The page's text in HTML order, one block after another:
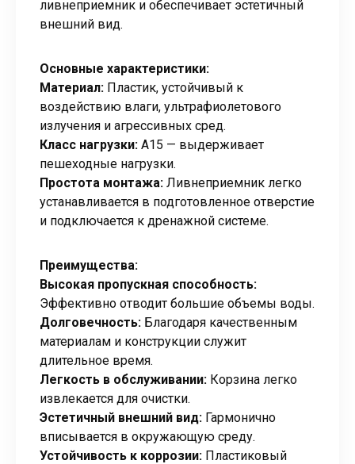
ливнеприемник и обеспечивает эстетичный
внешний вид.
Основные характеристики:
Материал: Пластик, устойчивый к
воздействию влаги, ультрафиолетового
излучения и агрессивных сред.
Класс нагрузки: А15 — выдерживает
пешеходные нагрузки.
Простота монтажа: Ливнеприемник легко
устанавливается в подготовленное отверстие
и подключается к дренажной системе.
Преимущества:
Высокая пропускная способность:
Эффективно отводит большие объемы воды.
Долговечность: Благодаря качественным
материалам и конструкции служит
длительное время.
Легкость в обслуживании: Корзина легко
извлекается для очистки.
Эстетичный внешний вид: Гармонично
вписывается в окружающую среду.
Устойчивость к коррозии: Пластиковый